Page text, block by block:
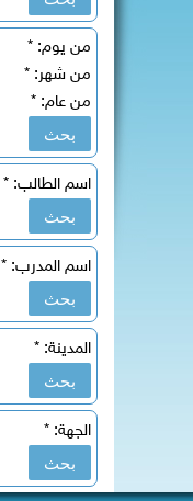
من يوم: *
من شهر: *
من عام: *
اسم الطالب: *
اسم المدرب: *
المدينة: *
الجهة: *